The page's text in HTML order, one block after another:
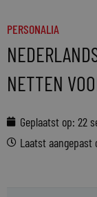
PERSONALIA
NETTEN
Geplaatst op: 22
Laatst aangepast